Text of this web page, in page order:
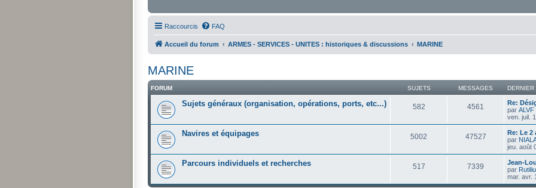
Raccourcis FAQ
Accueil du forum ARMES - SERVICES - UNITES : historiques & discussions MARINE
MARINE
FORUM SUJETS MESSAGES
Sujets généraux (organisation, opérations, ports, etc...) 582 4561
Re:
par ALVF
ven. juil.
Navires et équipages 5002 47527
Re: Le 2
par
jeu. août
Parcours individuels et recherches 517 7339
Jean-
par
mar. avr.